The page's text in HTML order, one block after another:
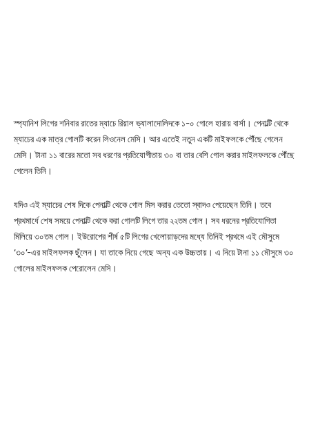
স্প্যানিশ লিগের শনিবার রাতের ম্যাচে রিয়াল ভ্যালাদোলিদকে ১-০ গোলে হারায় বার্সা। পেনাল্টি থেকে
ম্যাচের এক মাত্র গোলটি করেন লিওনেল মেসি। আর এতেই নতুন একটি মাইফলকে পৌঁছে গেলেন
মেসি। টানা ১১ বারের মতো সব ধরণের প্রতিযোগীতায় ৩০ বা তার বেশি গোল করার মাইলফলকে পৌঁছে
গেলেন তিনি।
যদিও এই ম্যাচের শেষ দিকে পেনাল্টি থেকে গোল মিস করার তেতো স্বাদও পেয়েছেন তিনি। তবে
প্রথমার্ধে শেষ সময়ে পেনাল্টি থেকে করা গোলটি লিগে তার ২২তম গোল। সব ধরনের প্রতিযোগিতা
মিলিয়ে ৩০তম গোল। ইউরোপের শীর্ষ ৫টি লিগের খেলোয়াড়দের মধ্যে তিনিই প্রথমে এই মৌসুমে
‘৩০’-এর মাইলফলক ছুঁলেন। যা তাকে নিয়ে গেছে অন্য এক উচ্চতায়। এ নিয়ে টানা ১১ মৌসুমে ৩০
গোলের মাইলফলক পেরোলেন মেসি।